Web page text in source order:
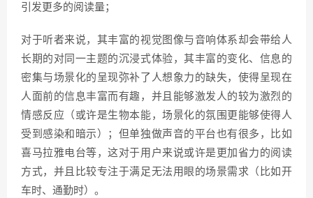
引发更多的阅读量；
对于听者来说，其丰富的视觉图像与音响体系却会带给人
长期的对同一主题的沉浸式体验，其丰富的变化、信息的
密集与场景化的呈现弥补了人想象力的缺失，使得呈现在
人面前的信息丰富而有趣，并且能够激发人的较为激烈的
情感反应（或许是生物本能，场景化的氛围更能够使得人
受到感染和暗示）；但单独做声音的平台也有很多，比如
喜马拉雅电台等，这对于用户来说或许是更加省力的阅读
方式，并且比较专注于满足无法用眼的场景需求（比如开
车时、通勤时）。